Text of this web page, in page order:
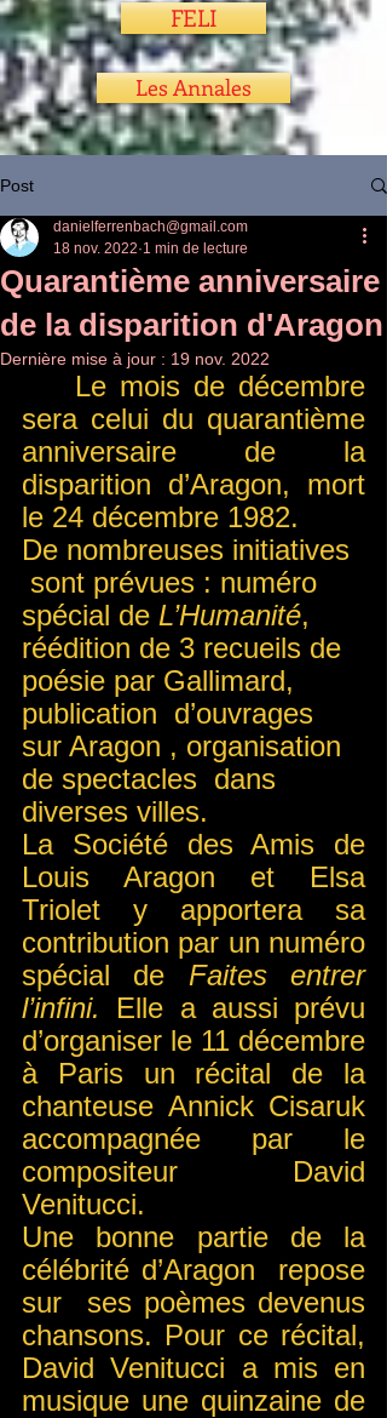
FELI
Les Annales
Post
Quarantième anniversaire
de la disparition d'Aragon
danielferrenbach@gmail.com
18 nov. 2022 1 min de lecture
Dernière mise à jour : 19 nov. 2022
sera celui du quarantième
anniversaire de la
disparition d’Aragon, mort
le 24 décembre 1982.
De nombreuses initiatives
sont prévues : numéro
spécial de L’Humanité,
réédition de 3 recueils de
poésie par Gallimard,
publication  d’ouvrages
sur Aragon , organisation
de spectacles  dans
diverses villes.
La Société des Amis de
Louis Aragon et Elsa
Triolet y apportera sa
contribution par un numéro
spécial de Faites entrer
l’infini.
Elle a aussi prévu
d’organiser le 11 décembre
à Paris un récital de la
chanteuse Annick Cisaruk
accompagnée par le
compositeur David
Venitucci.
Une bonne partie de la
célébrité d’Aragon  repose
sur  ses poèmes devenus
chansons. Pour ce récital,
David Venitucci a mis en
musique une quinzaine de